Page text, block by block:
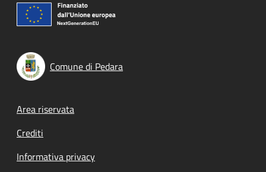
Comune di Pedara
Footer menu
Area riservata
Crediti
Informativa privacy